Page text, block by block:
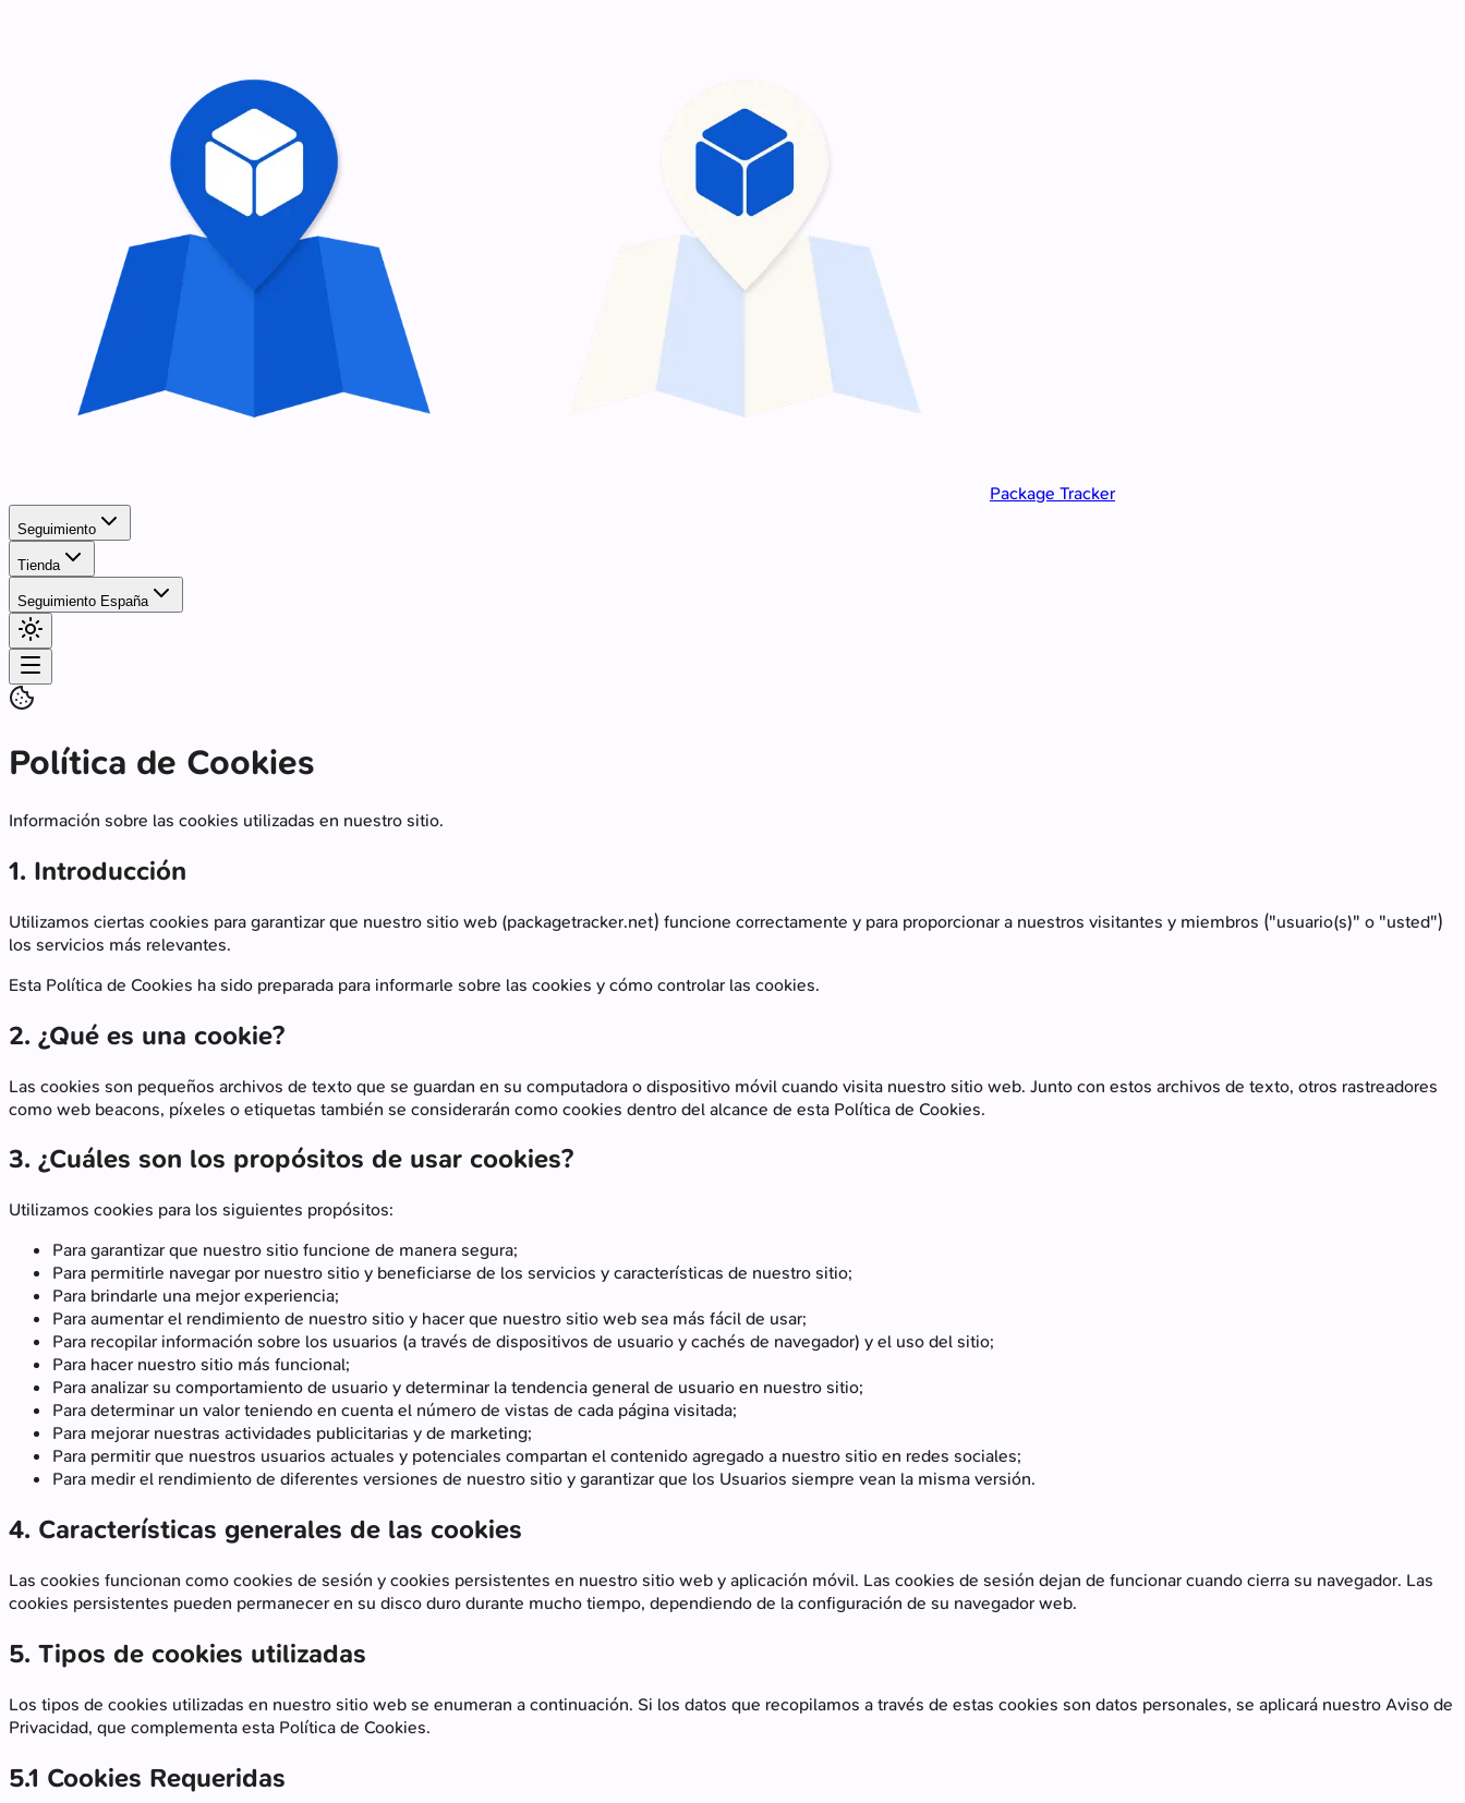
Package Tracker
Seguimiento
Tienda
Seguimiento España
Política de Cookies
Información sobre las cookies utilizadas en nuestro sitio.
1. Introducción
Utilizamos ciertas cookies para garantizar que nuestro sitio web (packagetracker.net) funcione correctamente y para proporcionar a nuestros visitantes y miembros ("usuario(s)" o "usted")
los servicios más relevantes.
Esta Política de Cookies ha sido preparada para informarle sobre las cookies y cómo controlar las cookies.
2. ¿Qué es una cookie?
Las cookies son pequeños archivos de texto que se guardan en su computadora o dispositivo móvil cuando visita nuestro sitio web. Junto con estos archivos de texto, otros rastreadores
como web beacons, píxeles o etiquetas también se considerarán como cookies dentro del alcance de esta Política de Cookies.
3. ¿Cuáles son los propósitos de usar cookies?
Utilizamos cookies para los siguientes propósitos:
Para garantizar que nuestro sitio funcione de manera segura;
Para permitirle navegar por nuestro sitio y beneficiarse de los servicios y características de nuestro sitio;
Para brindarle una mejor experiencia;
Para aumentar el rendimiento de nuestro sitio y hacer que nuestro sitio web sea más fácil de usar;
Para recopilar información sobre los usuarios (a través de dispositivos de usuario y cachés de navegador) y el uso del sitio;
Para hacer nuestro sitio más funcional;
Para analizar su comportamiento de usuario y determinar la tendencia general de usuario en nuestro sitio;
Para determinar un valor teniendo en cuenta el número de vistas de cada página visitada;
Para mejorar nuestras actividades publicitarias y de marketing;
Para permitir que nuestros usuarios actuales y potenciales compartan el contenido agregado a nuestro sitio en redes sociales;
Para medir el rendimiento de diferentes versiones de nuestro sitio y garantizar que los Usuarios siempre vean la misma versión.
4. Características generales de las cookies
Las cookies funcionan como cookies de sesión y cookies persistentes en nuestro sitio web y aplicación móvil. Las cookies de sesión dejan de funcionar cuando cierra su navegador. Las
cookies persistentes pueden permanecer en su disco duro durante mucho tiempo, dependiendo de la configuración de su navegador web.
5. Tipos de cookies utilizadas
Los tipos de cookies utilizadas en nuestro sitio web se enumeran a continuación. Si los datos que recopilamos a través de estas cookies son datos personales, se aplicará nuestro Aviso de
Privacidad, que complementa esta Política de Cookies.
5.1 Cookies Requeridas